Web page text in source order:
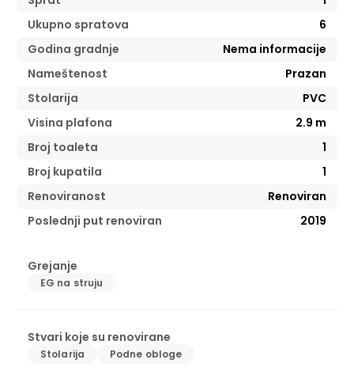
Ukupno spratova
6
Godina gradnje
Nema informacije
Nameštenost
Prazan
Stolarija
PVC
Visina plafona
2.9 m
Broj toaleta
1
Broj kupatila
1
Renoviranost
Renoviran
Poslednji put renoviran
2019
Grejanje
EG na struju
Stvari koje su renovirane
Stolarija Podne obloge